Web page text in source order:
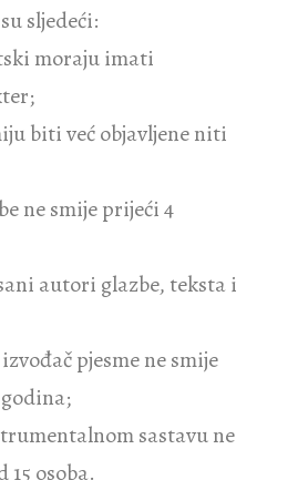
sljedeći:
moraju imati
biti već objavljene niti
ne smije prijeći 4
autori glazbe, teksta i
pjesme ne smije
sastavu ne
15 osoba.